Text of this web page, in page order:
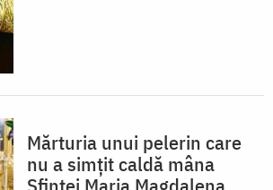
Mărturia unui pelerin care
nu a simțit caldă mâna